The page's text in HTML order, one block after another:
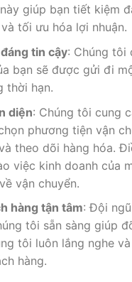
giúp bạn tiết kiệm
tối ưu hóa lợi nhuận.
tin cậy: Chúng tôi
bạn sẽ được gửi đi
thời hạn.
diện: Chúng tôi cung
phương tiện vận
theo dõi hàng hóa.
việc kinh doanh của
vận chuyển.
hàng tận tâm: Đội
tôi sẵn sàng giúp
tôi luôn lắng nghe
hàng.